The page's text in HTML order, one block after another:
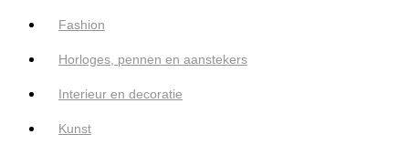
Fashion
Horloges, pennen en aanstekers
Interieur en decoratie
Kunst